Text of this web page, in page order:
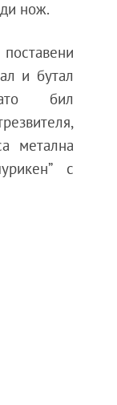
нож.
и бутал
бил
метална
с